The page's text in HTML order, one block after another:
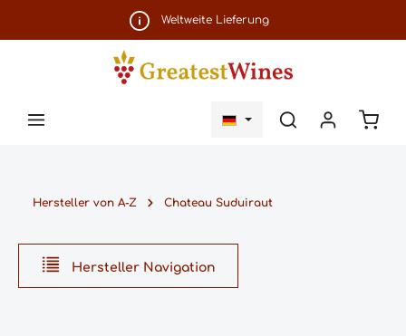
Zum Hauptinhalt springenWeltweite Lieferung
Hersteller von A-Z Chateau Suduiraut
Hersteller Navigation